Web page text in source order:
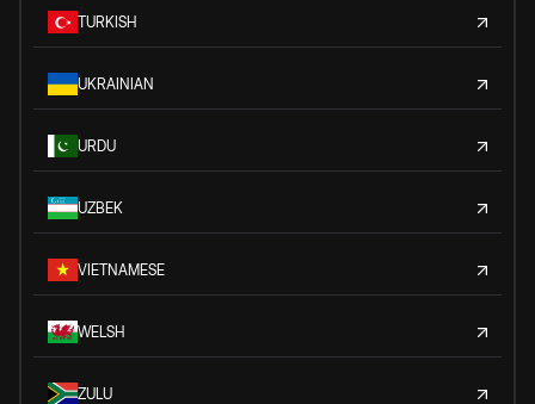
TURKISH
UKRAINIAN
URDU
UZBEK
VIETNAMESE
WELSH
ZULU